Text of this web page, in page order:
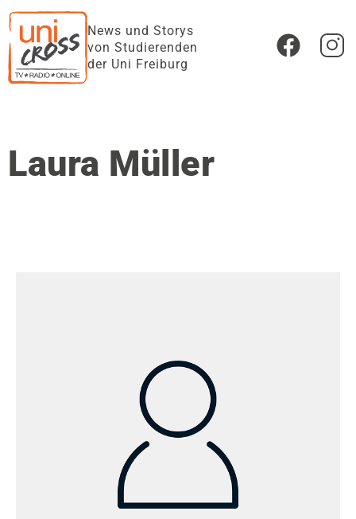
News und Storys
von Studierenden
der Uni Freiburg
Laura Müller